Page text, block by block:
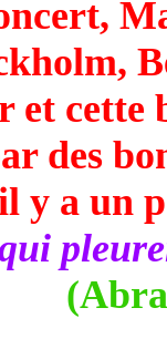
et cette
des
y a un